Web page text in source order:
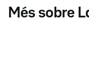
Més sobre